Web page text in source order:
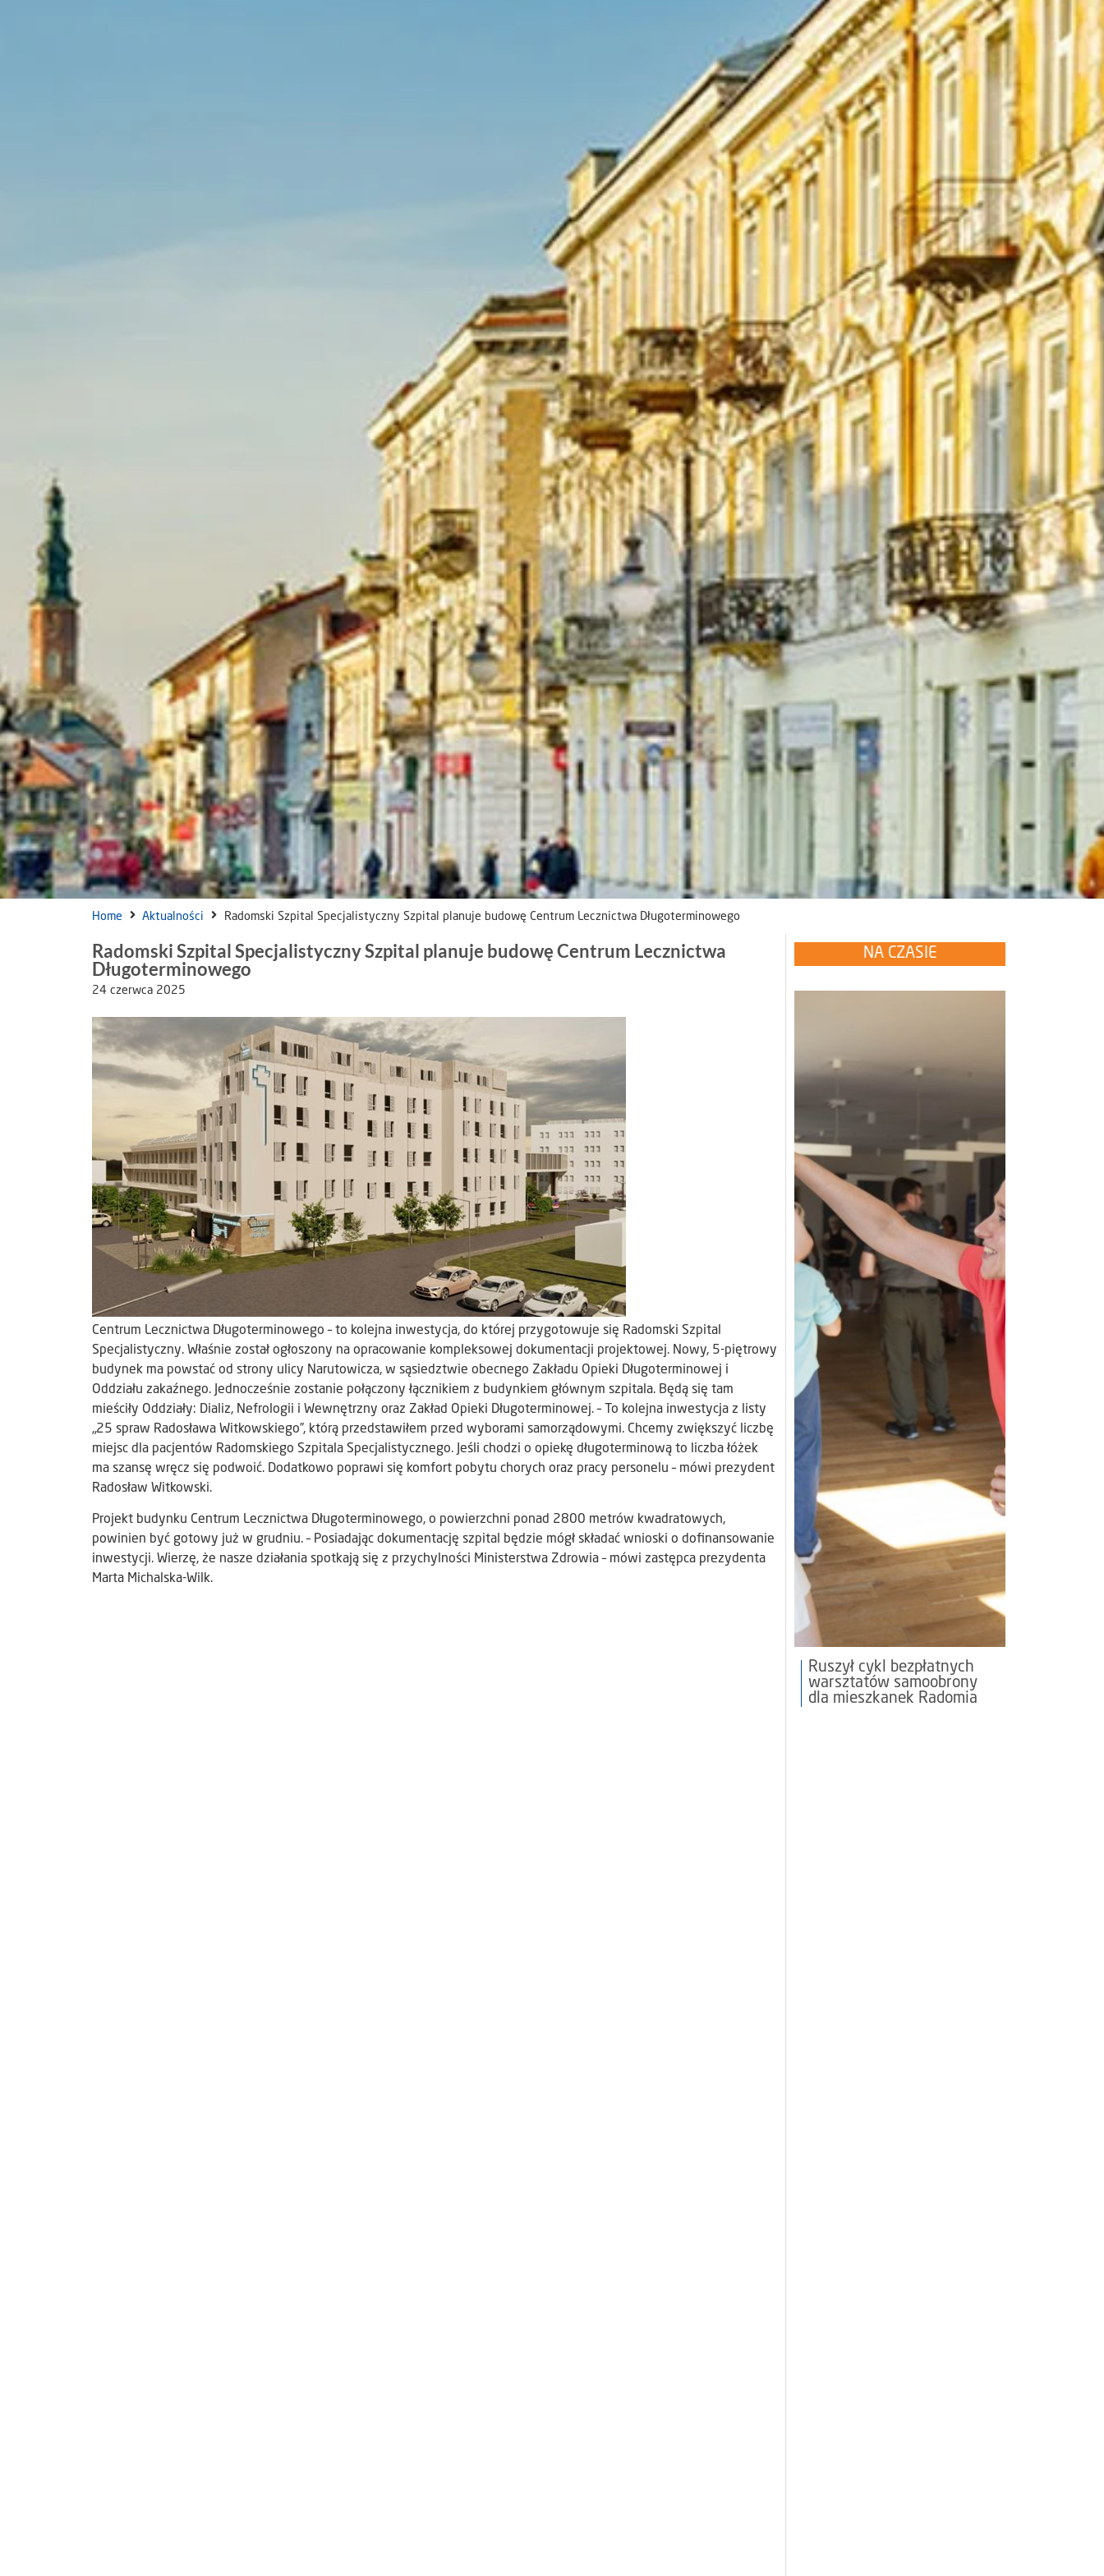
Home Aktualności Radomski Szpital Specjalistyczny Szpital planuje budowę Centrum Lecznictwa Długoterminowego
Radomski Szpital Specjalistyczny Szpital planuje budowę Centrum Lecznictwa
Długoterminowego
24 czerwca 2025
Centrum Lecznictwa Długoterminowego – to kolejna inwestycja, do której przygotowuje się Radomski Szpital
Specjalistyczny. Właśnie został ogłoszony na opracowanie kompleksowej dokumentacji projektowej. Nowy, 5-piętrowy
budynek ma powstać od strony ulicy Narutowicza, w sąsiedztwie obecnego Zakładu Opieki Długoterminowej i
Oddziału zakaźnego. Jednocześnie zostanie połączony łącznikiem z budynkiem głównym szpitala. Będą się tam
mieściły Oddziały: Dializ, Nefrologii i Wewnętrzny oraz Zakład Opieki Długoterminowej. – To kolejna inwestycja z listy
„25 spraw Radosława Witkowskiego”, którą przedstawiłem przed wyborami samorządowymi. Chcemy zwiększyć liczbę
miejsc dla pacjentów Radomskiego Szpitala Specjalistycznego. Jeśli chodzi o opiekę długoterminową to liczba łóżek
ma szansę wręcz się podwoić. Dodatkowo poprawi się komfort pobytu chorych oraz pracy personelu – mówi prezydent
Radosław Witkowski.
Projekt budynku Centrum Lecznictwa Długoterminowego, o powierzchni ponad 2800 metrów kwadratowych,
powinien być gotowy już w grudniu. – Posiadając dokumentację szpital będzie mógł składać wnioski o dofinansowanie
inwestycji. Wierzę, że nasze działania spotkają się z przychylności Ministerstwa Zdrowia – mówi zastępca prezydenta
Marta Michalska-Wilk.
NA CZASIE
Ruszył cykl bezpłatnych
warsztatów samoobrony
dla mieszkanek Radomia